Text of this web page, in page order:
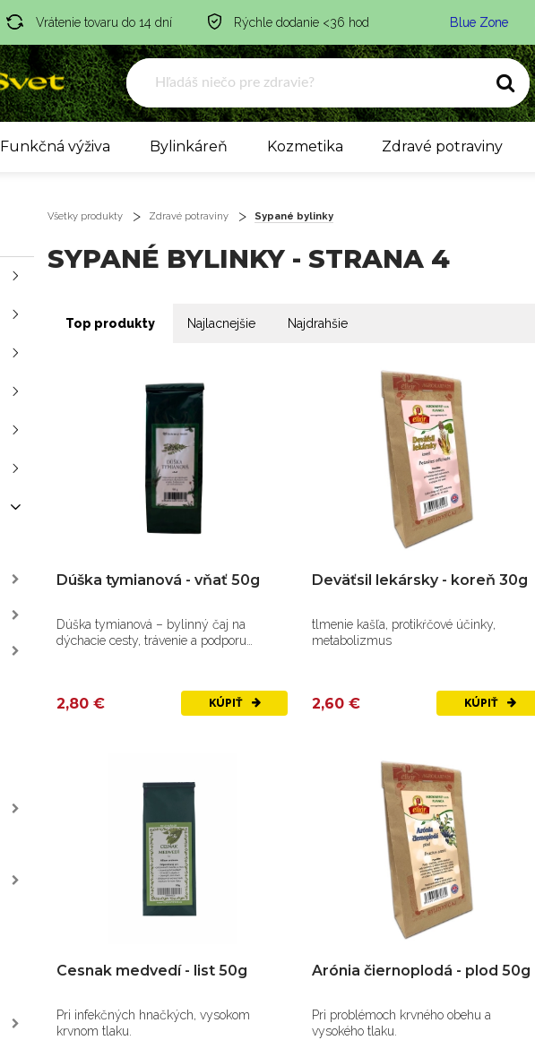
Vrátenie tovaru do 14 dní Rýchle dodanie <36 hod Blue Zone
Funkčná výživa Bylinkáreň Kozmetika Zdravé potraviny
Všetky produkty Zdravé potraviny Sypané bylinky
SYPANÉ BYLINKY - STRANA 4
Top produkty Najlacnejšie Najdrahšie
Dúška tymianová - vňať 50g
Dúška tymianová – bylinný čaj na
dýchacie cesty, trávenie a podporu
2,80 € KÚPIŤ
Deväťsil lekársky - koreň 30g
tlmenie kašľa, protikŕčové účinky,
metabolizmus
2,60 € KÚPIŤ
Cesnak medvedí - list 50g
Pri infekčných hnačkých, vysokom
krvnom tlaku.
Arónia čiernoplodá - plod 50g
Pri problémoch krvného obehu a
vysokého tlaku.